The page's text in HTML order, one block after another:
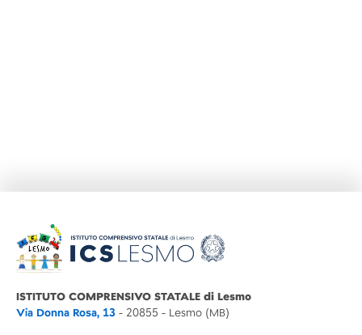
ISTITUTO COMPRENSIVO STATALE di Lesmo
Via Donna Rosa, 13 - 20855 - Lesmo (MB)